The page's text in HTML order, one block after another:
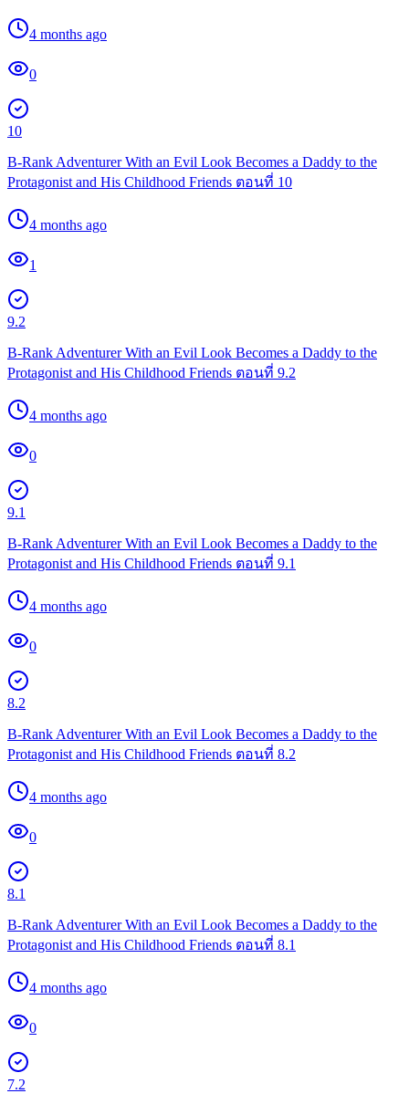
4 months ago
0
10
B-Rank Adventurer With an Evil Look Becomes a Daddy to the
Protagonist and His Childhood Friends ตอนที่ 10
4 months ago
1
9.2
B-Rank Adventurer With an Evil Look Becomes a Daddy to the
Protagonist and His Childhood Friends ตอนที่ 9.2
4 months ago
0
9.1
B-Rank Adventurer With an Evil Look Becomes a Daddy to the
Protagonist and His Childhood Friends ตอนที่ 9.1
4 months ago
0
8.2
B-Rank Adventurer With an Evil Look Becomes a Daddy to the
Protagonist and His Childhood Friends ตอนที่ 8.2
4 months ago
0
8.1
B-Rank Adventurer With an Evil Look Becomes a Daddy to the
Protagonist and His Childhood Friends ตอนที่ 8.1
4 months ago
0
7.2